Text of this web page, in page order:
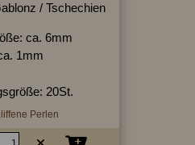
/ Tschechien
ca. 6mm
1mm
20St.
Perlen